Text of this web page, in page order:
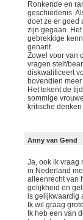
Ronkende en
geschiedenis.
doet ze er goed
zijn gegaan.
gebrekkige
genant.
Zowel voor van
vragen stelt/
diskwalificeert
bovendien
Het tekent de
sommige
kritische
Anny van Gend
Ja, ook ik vraag
in Nederland
alleenrecht van
gelijkheid en
is gelijkwaardig
Ik wil graag
Ik heb een van